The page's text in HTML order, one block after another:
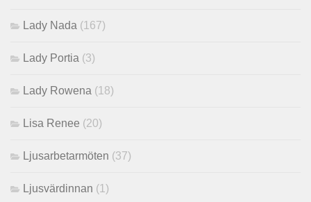
Lady Nada (167)
Lady Portia (3)
Lady Rowena (18)
Lisa Renee (20)
Ljusarbetarmöten (37)
Ljusvärdinnan (1)